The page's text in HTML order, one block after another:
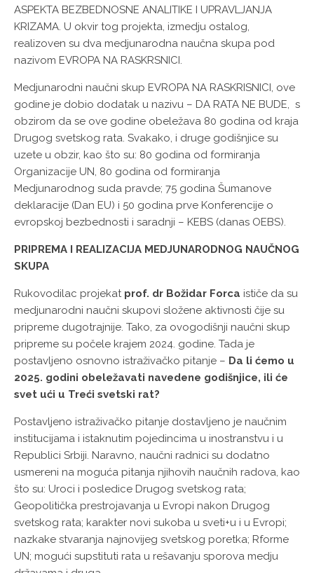
ASPEKTA BEZBEDNOSNE ANALITIKE I UPRAVLJANJA
KRIZAMA. U okvir tog projekta, izmedju ostalog,
realizoven su dva medjunarodna naučna skupa pod
nazivom EVROPA NA RASKRSNICI.
Medjunarodni naučni skup EVROPA NA RASKRISNICI, ove
godine je dobio dodatak u nazivu – DA RATA NE BUDE, s
obzirom da se ove godine obeležava 80 godina od kraja
Drugog svetskog rata. Svakako, i druge godišnjice su
uzete u obzir, kao što su: 80 godina od formiranja
Organizacije UN, 80 godina od formiranja
Medjunarodnog suda pravde; 75 godina Šumanove
deklaracije (Dan EU) i 50 godina prve Konferencije o
evropskoj bezbednosti i saradnji – KEBS (danas OEBS).
PRIPREMA I REALIZACIJA MEDJUNARODNOG NAUČNOG
SKUPA
Rukovodilac projekat prof. dr Božidar Forca ističe da su
medjunarodni naučni skupovi složene aktivnosti čije su
pripreme dugotrajnije. Tako, za ovogodišnji naučni skup
pripreme su počele krajem 2024. godine. Tada je
postavljeno osnovno istraživačko pitanje – Da li ćemo u
2025. godini obeležavati navedene godišnjice, ili će
svet ući u Treći svetski rat?
Postavljeno istraživačko pitanje dostavljeno je naučnim
institucijama i istaknutim pojedincima u inostranstvu i u
Republici Srbiji. Naravno, naučni radnici su dodatno
usmereni na moguća pitanja njihovih naučnih radova, kao
što su: Uroci i posledice Drugog svetskog rata;
Geopolitička prestrojavanja u Evropi nakon Drugog
svetskog rata; karakter novi sukoba u sveti+u i u Evropi;
nazkake stvaranja najnovijeg svetskog poretka; Rforme
UN; mogući supstituti rata u rešavanju sporova medju